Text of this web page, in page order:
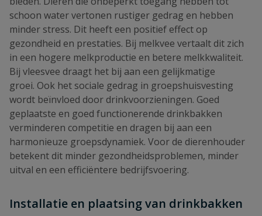
schoon water vertonen rustiger gedrag en hebben
minder stress. Dit heeft een positief effect op
gezondheid en prestaties. Bij melkvee vertaalt dit zich
in een hogere melkproductie en betere melkkwaliteit.
Bij vleesvee draagt het bij aan een gelijkmatige
groei. Ook het sociale gedrag in groepshuisvesting
wordt beïnvloed door drinkvoorzieningen. Goed
geplaatste en goed functionerende drinkbakken
verminderen competitie en dragen bij aan een
harmonieuze groepsdynamiek. Voor de dierenhouder
betekent dit minder gezondheidsproblemen, minder
uitval en een efficiëntere bedrijfsvoering.
Installatie en plaatsing van drinkbakken